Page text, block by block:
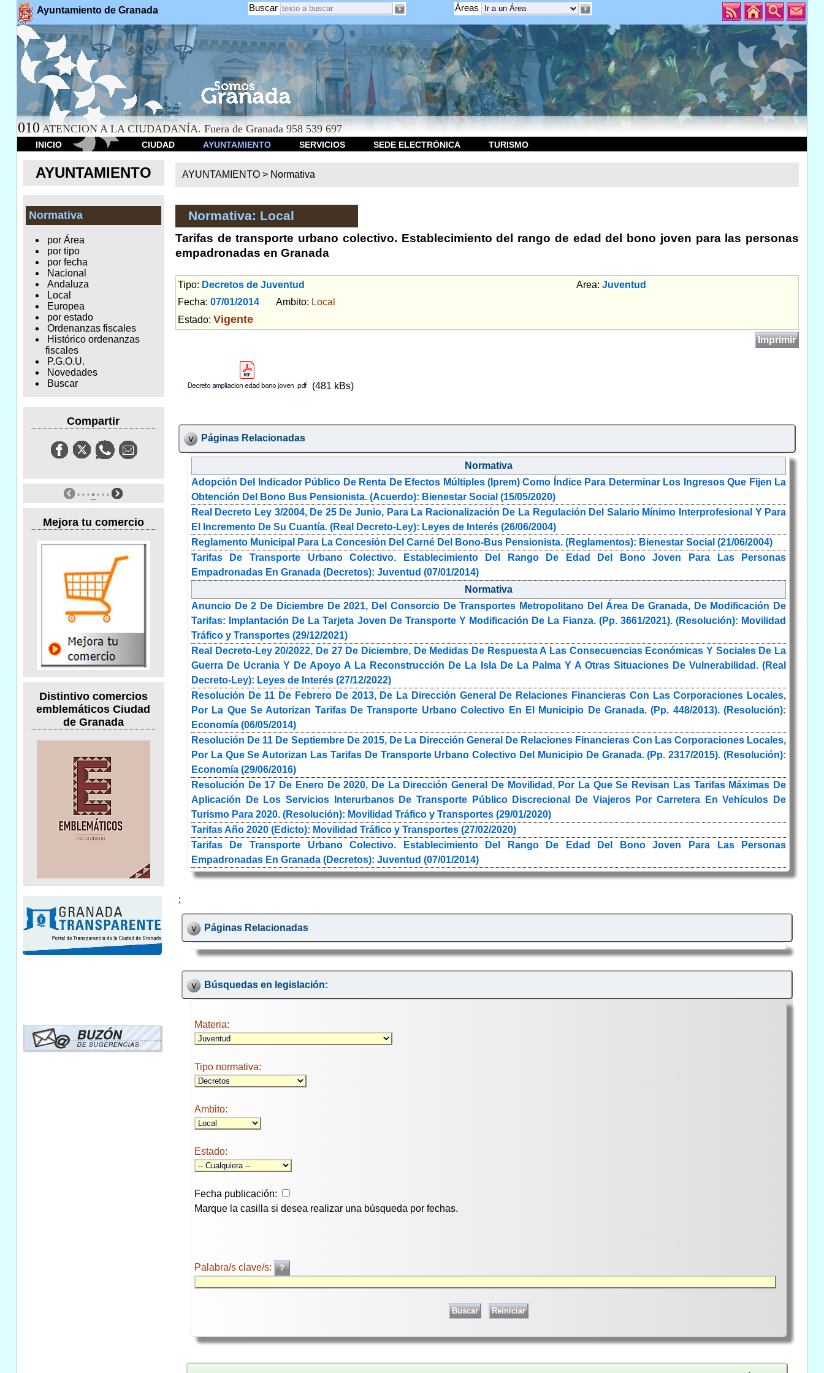
Ayuntamiento de Granada Áreas
Buscar
010 ATENCION A LA CIUDADANÍA. Fuera de Granada 958 539 697
INICIO CIUDAD AYUNTAMIENTO SERVICIOS SEDE ELECTRÓNICA TURISMO
AYUNTAMIENTO
Normativa
por Área
por tipo
por fecha
Nacional
Andaluza
Local
Europea
por estado
Ordenanzas fiscales
Histórico ordenanzas
fiscales
P.G.O.U.
Novedades
Buscar
Compartir
Mejora tu comercio
Distintivo comercios
emblemáticos Ciudad
de Granada
AYUNTAMIENTO > Normativa
Normativa: Local
Tarifas de transporte urbano colectivo. Establecimiento del rango de edad del bono joven para las personas
empadronadas en Granada
Tipo: Decretos de Juventud Area: Juventud
Fecha: 07/01/2014Ambito: Local
Estado: Vigente
Imprimir
(481 kBs)
Páginas Relacionadas
Normativa
Adopción Del Indicador Público De Renta De Efectos Múltiples (Iprem) Como Índice Para Determinar Los Ingresos Que Fijen La
Obtención Del Bono Bus Pensionista. (Acuerdo): Bienestar Social (15/05/2020)
Real Decreto Ley 3/2004, De 25 De Junio, Para La Racionalización De La Regulación Del Salario Mínimo Interprofesional Y Para
El Incremento De Su Cuantía. (Real Decreto-Ley): Leyes de Interés (26/06/2004)
Reglamento Municipal Para La Concesión Del Carné Del Bono-Bus Pensionista. (Reglamentos): Bienestar Social (21/06/2004)
Tarifas De Transporte Urbano Colectivo. Establecimiento Del Rango De Edad Del Bono Joven Para Las Personas
Empadronadas En Granada (Decretos): Juventud (07/01/2014)
Normativa
Anuncio De 2 De Diciembre De 2021, Del Consorcio De Transportes Metropolitano Del Área De Granada, De Modificación De
Tarifas: Implantación De La Tarjeta Joven De Transporte Y Modificación De La Fianza. (Pp. 3661/2021). (Resolución): Movilidad
Tráfico y Transportes (29/12/2021)
Real Decreto-Ley 20/2022, De 27 De Diciembre, De Medidas De Respuesta A Las Consecuencias Económicas Y Sociales De La
Guerra De Ucrania Y De Apoyo A La Reconstrucción De La Isla De La Palma Y A Otras Situaciones De Vulnerabilidad. (Real
Decreto-Ley): Leyes de Interés (27/12/2022)
Resolución De 11 De Febrero De 2013, De La Dirección General De Relaciones Financieras Con Las Corporaciones Locales,
Por La Que Se Autorizan Tarifas De Transporte Urbano Colectivo En El Municipio De Granada. (Pp. 448/2013). (Resolución):
Economía (06/05/2014)
Resolución De 11 De Septiembre De 2015, De La Dirección General De Relaciones Financieras Con Las Corporaciones Locales,
Por La Que Se Autorizan Las Tarifas De Transporte Urbano Colectivo Del Municipio De Granada. (Pp. 2317/2015). (Resolución):
Economía (29/06/2016)
Resolución De 17 De Enero De 2020, De La Dirección General De Movilidad, Por La Que Se Revisan Las Tarifas Máximas De
Aplicación De Los Servicios Interurbanos De Transporte Público Discrecional De Viajeros Por Carretera En Vehículos De
Turismo Para 2020. (Resolución): Movilidad Tráfico y Transportes (29/01/2020)
Tarifas Año 2020 (Edicto): Movilidad Tráfico y Transportes (27/02/2020)
Tarifas De Transporte Urbano Colectivo. Establecimiento Del Rango De Edad Del Bono Joven Para Las Personas
Empadronadas En Granada (Decretos): Juventud (07/01/2014)
;
Páginas Relacionadas
Búsquedas en legislación:
Materia:
Tipo normativa:
Ambito:
Estado:
Fecha publicación:
Marque la casilla si desea realizar una búsqueda por fechas.
Palabra/s clave/s: